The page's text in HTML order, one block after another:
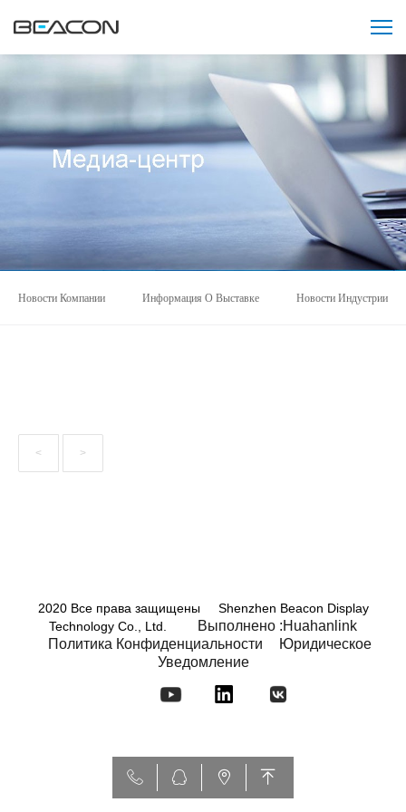
Новости Компании Информация О Выставке Новости Индустрии
< >
2020 Все права защищены Shenzhen Beacon Display
Technology Co., Ltd.
Выполнено :Huahanlink
Политика Конфиденциальности
Юридическое
Уведомление